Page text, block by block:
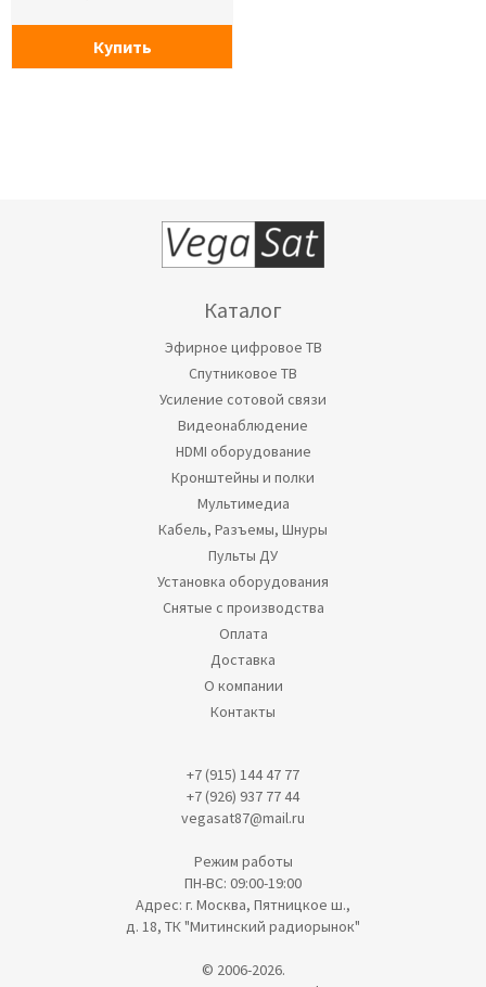
Купить
Каталог
Эфирное цифровое ТВ
Спутниковое ТВ
Усиление сотовой связи
Видеонаблюдение
HDMI оборудование
Кронштейны и полки
Мультимедиа
Кабель, Разъемы, Шнуры
Пульты ДУ
Установка оборудования
Снятые с производства
Оплата
Доставка
О компании
Контакты
+7 (915) 144 47 77
+7 (926) 937 77 44
vegasat87@mail.ru
Режим работы
ПН-ВС: 09:00-19:00
Адрес: г. Москва, Пятницкое ш.,
д. 18, ТК "Митинский радиорынок"
© 2006-2026.